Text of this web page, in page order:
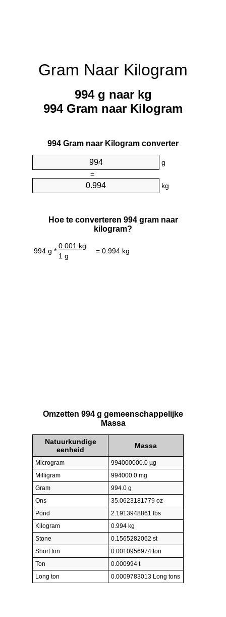
Gram Naar Kilogram
994 g naar kg
994 Gram naar Kilogram
994 Gram naar Kilogram converter
g
=
kg
Hoe te converteren 994 gram naar
kilogram?
994 g *
0.001 kg
= 0.994 kg
1 g
Omzetten 994 g gemeenschappelijke
Massa
Natuurkundige
eenheid
Massa
Microgram
994000000.0 µg
Milligram
994000.0 mg
Gram
994.0 g
Ons
35.0623181779 oz
Pond
2.1913948861 lbs
Kilogram
0.994 kg
Stone
0.1565282062 st
Short ton
0.0010956974 ton
Ton
0.000994 t
Long ton
0.0009783013 Long tons